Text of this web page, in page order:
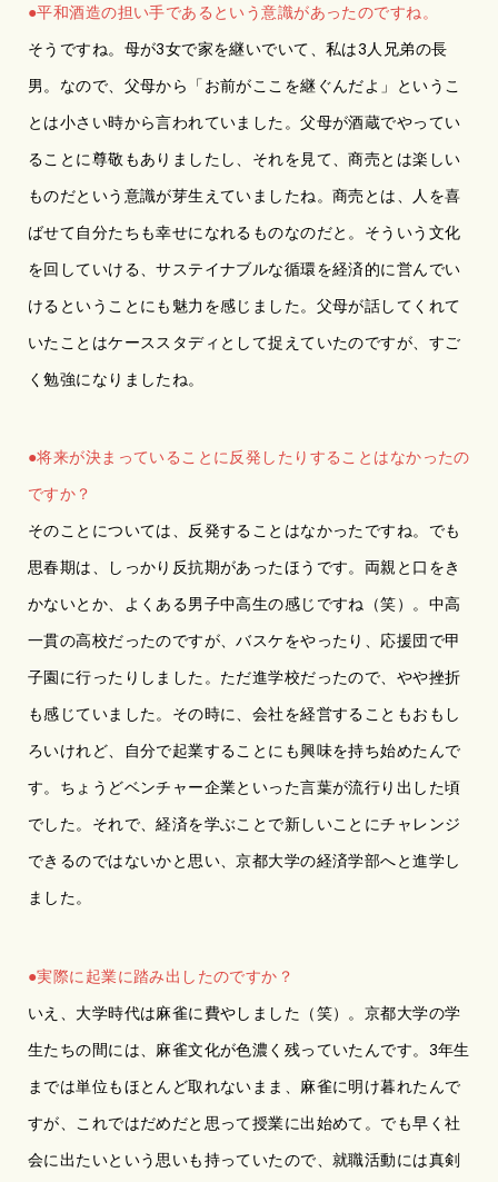
●平和酒造の担い手であるという意識があったのですね。
そうですね。母が3女で家を継いでいて、私は3人兄弟の長
男。なので、父母から「お前がここを継ぐんだよ」というこ
とは小さい時から言われていました。父母が酒蔵でやってい
ることに尊敬もありましたし、それを見て、商売とは楽しい
ものだという意識が芽生えていましたね。商売とは、人を喜
ばせて自分たちも幸せになれるものなのだと。そういう文化
を回していける、サステイナブルな循環を経済的に営んでい
けるということにも魅力を感じました。父母が話してくれて
いたことはケーススタディとして捉えていたのですが、すご
く勉強になりましたね。
●将来が決まっていることに反発したりすることはなかったの
ですか？
そのことについては、反発することはなかったですね。でも
思春期は、しっかり反抗期があったほうです。両親と口をき
かないとか、よくある男子中高生の感じですね（笑）。中高
一貫の高校だったのですが、バスケをやったり、応援団で甲
子園に行ったりしました。ただ進学校だったので、やや挫折
も感じていました。その時に、会社を経営することもおもし
ろいけれど、自分で起業することにも興味を持ち始めたんで
す。ちょうどベンチャー企業といった言葉が流行り出した頃
でした。それで、経済を学ぶことで新しいことにチャレンジ
できるのではないかと思い、京都大学の経済学部へと進学し
ました。
●実際に起業に踏み出したのですか？
いえ、大学時代は麻雀に費やしました（笑）。京都大学の学
生たちの間には、麻雀文化が色濃く残っていたんです。3年生
までは単位もほとんど取れないまま、麻雀に明け暮れたんで
すが、これではだめだと思って授業に出始めて。でも早く社
会に出たいという思いも持っていたので、就職活動には真剣